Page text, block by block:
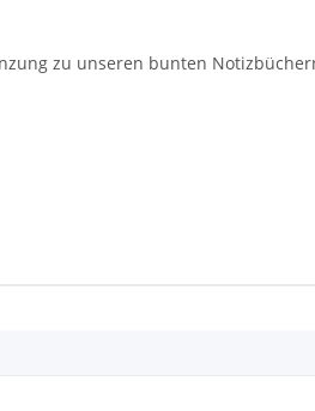
zu unseren bunten